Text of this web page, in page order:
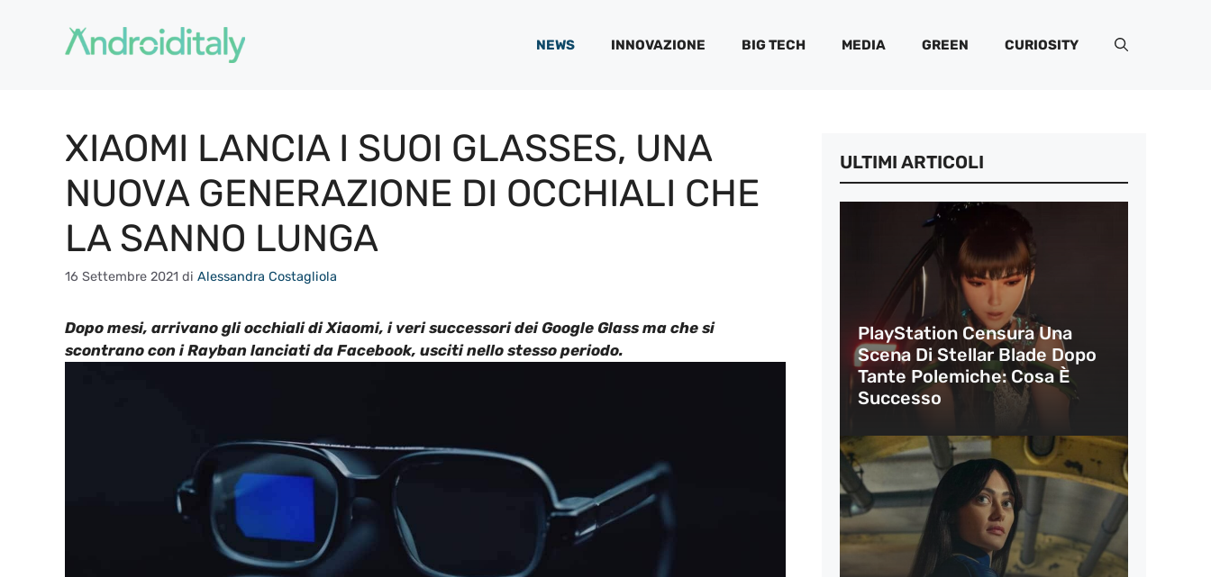
contenuto
NEWS INNOVAZIONE BIG TECH MEDIA GREEN CURIOSITY
XIAOMI LANCIA I SUOI GLASSES, UNA
NUOVA GENERAZIONE DI OCCHIALI CHE
LA SANNO LUNGA
16 Settembre 2021 di Alessandra Costagliola
Dopo mesi, arrivano gli occhiali di Xiaomi, i veri successori dei Google Glass ma che si
scontrano con i Rayban lanciati da Facebook, usciti nello stesso periodo.
ULTIMI ARTICOLI
PlayStation Censura Una
Scena Di Stellar Blade Dopo
Tante Polemiche: Cosa È
Successo